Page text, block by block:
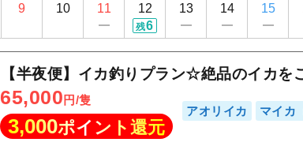
9 10 11 12
残6
13 14 15
【半夜便】イカ釣りプラン☆絶品のイカを
65,000 円/隻
3,000ポイント還元
アオリイカ マイカ
1